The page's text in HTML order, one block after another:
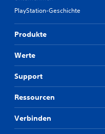
PlayStation-Geschichte
Produkte
Werte
Support
Ressourcen
Verbinden